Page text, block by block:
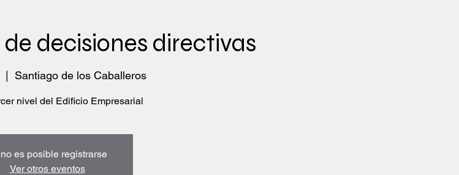
decisiones directivas
|
Santiago de los Caballeros
nivel del Edificio Empresarial
es posible registrarse
Ver otros eventos